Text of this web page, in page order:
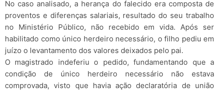
No caso analisado, a herança do falecido era composta de
proventos e diferenças salariais, resultado do seu trabalho
no Ministério Público, não recebido em vida. Após ser
habilitado como único herdeiro necessário, o filho pediu em
juízo o levantamento dos valores deixados pelo pai.
O magistrado indeferiu o pedido, fundamentando que a
condição de único herdeiro necessário não estava
comprovada, visto que havia ação declaratória de união